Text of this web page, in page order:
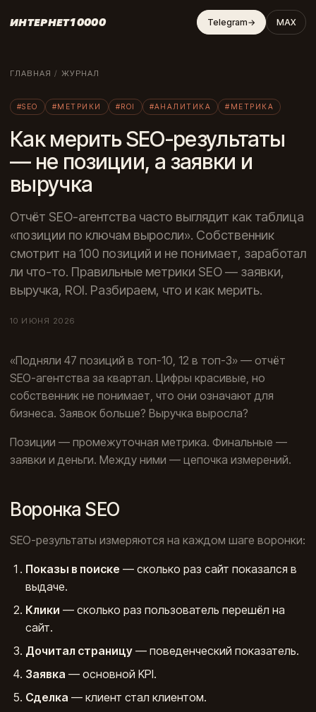
ИНТЕРНЕТ10000 Telegram→ MAX
ГЛАВНАЯ / ЖУРНАЛ
#SEO #МЕТРИКИ #ROI #АНАЛИТИКА #МЕТРИКА
Как мерить SEO-результаты
— не позиции, а заявки и
выручка
Отчёт SEO-агентства часто выглядит как таблица
«позиции по ключам выросли». Собственник
смотрит на 100 позиций и не понимает, заработал
ли что-то. Правильные метрики SEO — заявки,
выручка, ROI. Разбираем, что и как мерить.
10 ИЮНЯ 2026
«Подняли 47 позиций в топ-10, 12 в топ-3» — отчёт
SEO-агентства за квартал. Цифры красивые, но
собственник не понимает, что они означают для
бизнеса. Заявок больше? Выручка выросла?
Позиции — промежуточная метрика. Финальные —
заявки и деньги. Между ними — цепочка измерений.
Воронка SEO
SEO-результаты измеряются на каждом шаге воронки:
Показы в поиске — сколько раз сайт показался в
выдаче.
Клики — сколько раз пользователь перешёл на
сайт.
Дочитал страницу — поведенческий показатель.
Заявка — основной KPI.
Сделка — клиент стал клиентом.